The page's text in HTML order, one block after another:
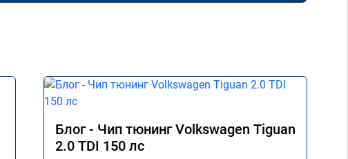
Блог - Чип тюнинг Volkswagen Tiguan
2.0 TDI 150 лс